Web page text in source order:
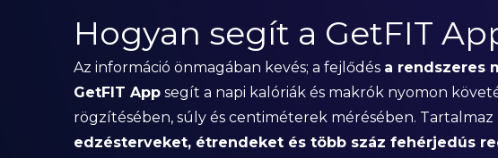
Hogyan segít a GetFIT
Az információ önmagában kevés; a fejlődés a rendszeres
GetFIT Appsegít a napi kalóriák és makrók nyomon
rögzítésében, súly és centiméterek mérésében. Tartalmaz
edzésterveket, étrendeket és több száz fehérjedús